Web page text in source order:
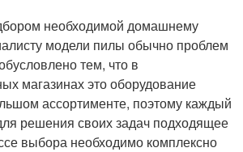
необходимой домашнему
модели пилы обычно проблем
тем, что в
магазинах это оборудование
ассортименте, поэтому каждый
решения своих задач подходящее
выбора необходимо комплексно